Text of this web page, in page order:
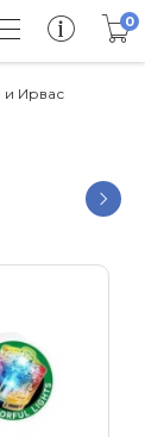
0
Ирвас